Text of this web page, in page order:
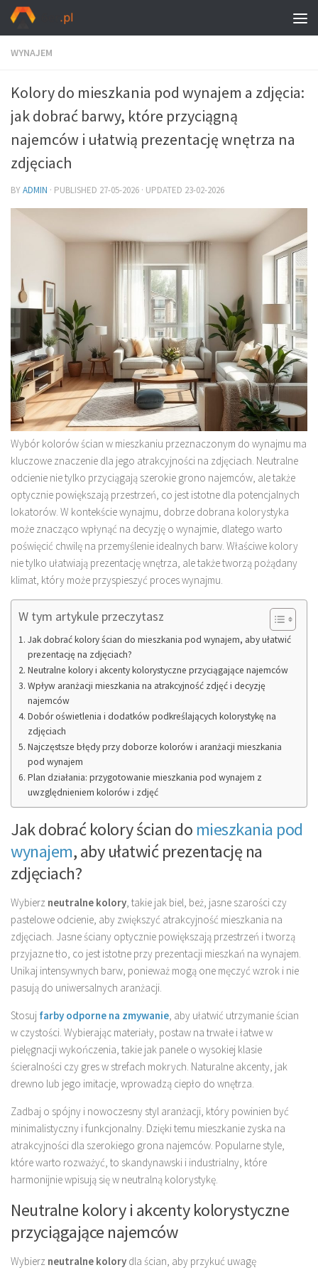
WYNAJEM
Kolory do mieszkania pod wynajem a zdjęcia:
jak dobrać barwy, które przyciągną
najemców i ułatwią prezentację wnętrza na
zdjęciach
BYADMIN · PUBLISHED 27-05-2026 · UPDATED 23-02-2026
Wybór kolorów ścian w mieszkaniu przeznaczonym do wynajmu ma
kluczowe znaczenie dla jego atrakcyjności na zdjęciach. Neutralne
odcienie nie tylko przyciągają szerokie grono najemców, ale także
optycznie powiększają przestrzeń, co jest istotne dla potencjalnych
lokatorów. W kontekście wynajmu, dobrze dobrana kolorystyka
może znacząco wpłynąć na decyzję o wynajmie, dlatego warto
poświęcić chwilę na przemyślenie idealnych barw. Właściwe kolory
nie tylko ułatwiają prezentację wnętrza, ale także tworzą pożądany
klimat, który może przyspieszyć proces wynajmu.
W tym artykule przeczytasz
Jak dobrać kolory ścian do mieszkania pod wynajem, aby ułatwić
prezentację na zdjęciach?
Neutralne kolory i akcenty kolorystyczne przyciągające najemców
Wpływ aranżacji mieszkania na atrakcyjność zdjęć i decyzję
najemców
Dobór oświetlenia i dodatków podkreślających kolorystykę na
zdjęciach
Najczęstsze błędy przy doborze kolorów i aranżacji mieszkania
pod wynajem
Plan działania: przygotowanie mieszkania pod wynajem z
uwzględnieniem kolorów i zdjęć
Jak dobrać kolory ścian do mieszkania pod
wynajem, aby ułatwić prezentację na
zdjęciach?
Wybierz neutralne kolory , takie jak biel, beż, jasne szarości czy
pastelowe odcienie, aby zwiększyć atrakcyjność mieszkania na
zdjęciach. Jasne ściany optycznie powiększają przestrzeń i tworzą
przyjazne tło, co jest istotne przy prezentacji mieszkań na wynajem.
Unikaj intensywnych barw, ponieważ mogą one męczyć wzrok i nie
pasują do uniwersalnych aranżacji.
Stosuj farby odporne na zmywanie , aby ułatwić utrzymanie ścian
w czystości. Wybierając materiały, postaw na trwałe i łatwe w
pielęgnacji wykończenia, takie jak panele o wysokiej klasie
ścieralności czy gres w strefach mokrych. Naturalne akcenty, jak
drewno lub jego imitacje, wprowadzą ciepło do wnętrza.
Zadbaj o spójny i nowoczesny styl aranżacji, który powinien być
minimalistyczny i funkcjonalny. Dzięki temu mieszkanie zyska na
atrakcyjności dla szerokiego grona najemców. Popularne style,
które warto rozważyć, to skandynawski i industrialny, które
harmonijnie wpisują się w neutralną kolorystykę.
Neutralne kolory i akcenty kolorystyczne
przyciągające najemców
Wybierz neutralne kolory dla ścian, aby przykuć uwagę